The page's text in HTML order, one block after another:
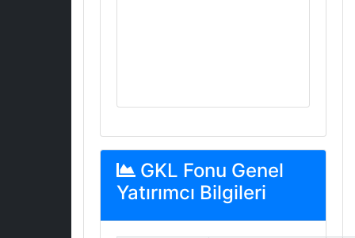
GKL Fonu Genel
Yatırımcı Bilgileri